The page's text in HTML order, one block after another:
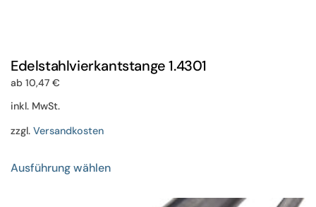
Edelstahlvierkantstange 1.4301
ab 10,47 €
inkl. MwSt.
zzgl. Versandkosten
Ausführung wählenProdukt